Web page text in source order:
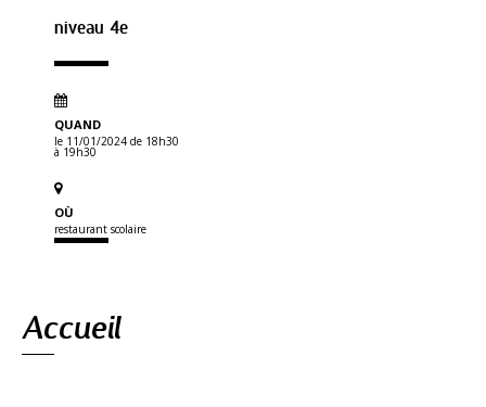
niveau 4e
QUAND
le 11/01/2024 de 18h30
à 19h30
OÙ
restaurant scolaire
Accueil